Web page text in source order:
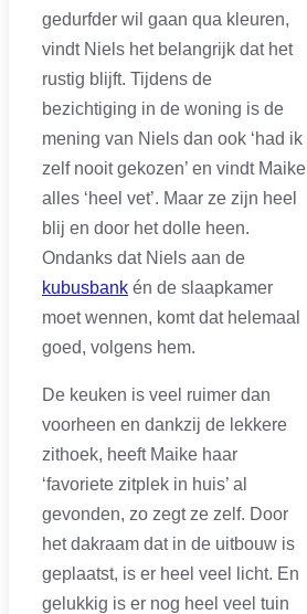
gedurfder wil gaan qua kleuren,
vindt Niels het belangrijk dat het
rustig blijft. Tijdens de
bezichtiging in de woning is de
mening van Niels dan ook ‘had ik
zelf nooit gekozen’ en vindt Maike
alles ‘heel vet’. Maar ze zijn heel
blij en door het dolle heen.
Ondanks dat Niels aan de
kubusbank én de slaapkamer
moet wennen, komt dat helemaal
goed, volgens hem.
De keuken is veel ruimer dan
voorheen en dankzij de lekkere
zithoek, heeft Maike haar
‘favoriete zitplek in huis’ al
gevonden, zo zegt ze zelf. Door
het dakraam dat in de uitbouw is
geplaatst, is er heel veel licht. En
gelukkig is er nog heel veel tuin